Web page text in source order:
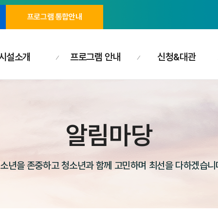
프로그램 통합안내
설소개 프로그램 안내 신청&대관
알림마당
년을 존중하고 청소년과 함께 고민하며 최선을 다하겠습니